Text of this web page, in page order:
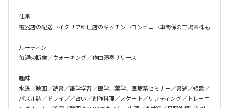
仕事
電器店の配送→イタリア料理店のキッチン→コンビニ→車関係の工場※株も
ルーティン
毎週㈫断食／ウォーキング／作曲演奏リリース
趣味
水泳／映画／読書／語学学習／医学、薬学、医療系セミナー／書道／短歌／
パズル誌／ドライブ／占い／創作料理／スケート／リフティング／トレーニ